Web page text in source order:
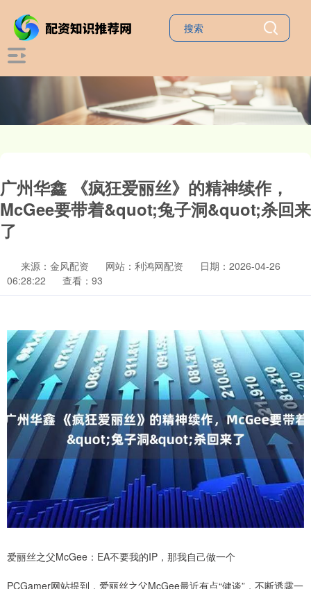
广州华鑫 《疯狂爱丽丝》的精神续作，
McGee要带着&quot;兔子洞&quot;杀回来
了
来源：金风配资 网站：利鸿网配资
日期：2026-04-26
06:28:22
查看：93
爱丽丝之父McGee：EA不要我的IP，那我自己做一个
PCGamer网站提到，爱丽丝之父McGee最近有点“健谈”，不断透露一